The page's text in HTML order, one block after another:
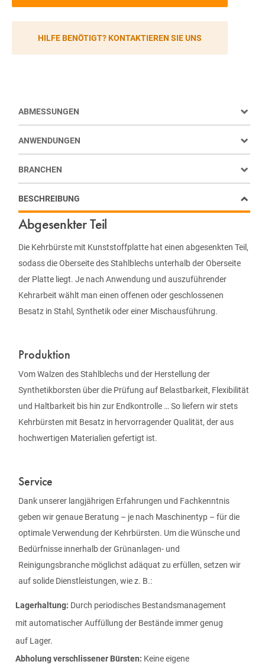
HILFE BENÖTIGT? KONTAKTIEREN SIE UNS
Abgesenkter Teil
Die Kehrbürste mit Kunststoffplatte hat einen abgesenkten Teil,
sodass die Oberseite des Stahlblechs unterhalb der Oberseite
der Platte liegt. Je nach Anwendung und auszuführender
Kehrarbeit wählt man einen offenen oder geschlossenen
Besatz in Stahl, Synthetik oder einer Mischausführung.
Produktion
Vom Walzen des Stahlblechs und der Herstellung der
Synthetikborsten über die Prüfung auf Belastbarkeit, Flexibilität
und Haltbarkeit bis hin zur Endkontrolle … So liefern wir stets
Kehrbürsten mit Besatz in hervorragender Qualität, der aus
hochwertigen Materialien gefertigt ist.
Service
Dank unserer langjährigen Erfahrungen und Fachkenntnis
geben wir genaue Beratung – je nach Maschinentyp – für die
optimale Verwendung der Kehrbürsten. Um die Wünsche und
Bedürfnisse innerhalb der Grünanlagen- und
Reinigungsbranche möglichst adäquat zu erfüllen, setzen wir
auf solide Dienstleistungen, wie z. B.:
Lagerhaltung: Durch periodisches Bestandsmanagement
mit automatischer Auffüllung der Bestände immer genug
auf Lager.
Abholung verschlissener Bürsten: Keine eigene
BESCHREIBUNG
ABMESSUNGEN
ANWENDUNGEN
BRANCHEN